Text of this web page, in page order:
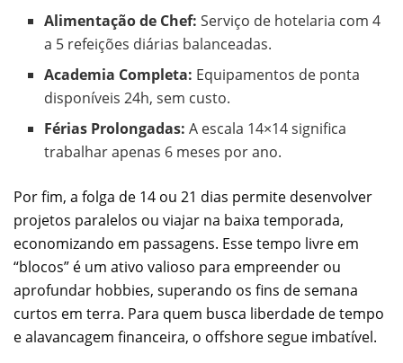
Alimentação de Chef: Serviço de hotelaria com 4
a 5 refeições diárias balanceadas.
Academia Completa: Equipamentos de ponta
disponíveis 24h, sem custo.
Férias Prolongadas: A escala 14×14 significa
trabalhar apenas 6 meses por ano.
Por fim, a folga de 14 ou 21 dias permite desenvolver
projetos paralelos ou viajar na baixa temporada,
economizando em passagens. Esse tempo livre em
“blocos” é um ativo valioso para empreender ou
aprofundar hobbies, superando os fins de semana
curtos em terra. Para quem busca liberdade de tempo
e alavancagem financeira, o offshore segue imbatível.